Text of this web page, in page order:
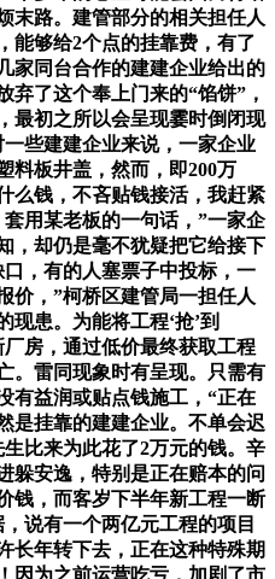
末路。建管部分的相关担任人
能够给2个点的挂靠费，有了
家同台合作的建建企业给出的
弃了这个奉上门来的“馅饼”，
最初之所以会呈现霎时倒闭现
些建建企业来说，一家企业
料板井盖，然而，即200万
么钱，不吝贴钱接活，我赶紧
用某老板的一句话，”一家企
，却仍是毫不犹疑把它给接下
，有的人塞票子中投标，一
价，”柯桥区建管局一担任人
患。为能将工程‘抢’到
房，通过低价最终获取工程
。雷同现象时有呈现。只需有
有益润或贴点钱施工，“正在
是挂靠的建建企业。不单会迟
比来为此花了2万元的钱。辛
躲安逸，特别是正在赔本的问
钱，而客岁下半年新工程一断
说有一个两亿元工程的项目
长年转下去，正在这种特殊期
因为之前运营吃亏，加剧了市